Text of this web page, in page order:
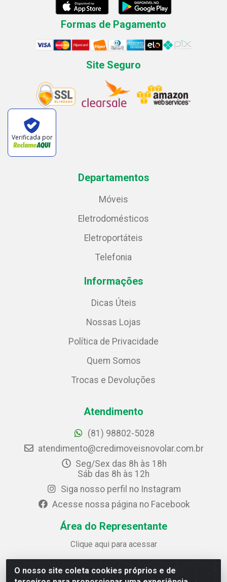
O nosso site coleta cookies próprios e de
Formas de Pagamento
Site Seguro
Verificada por
Departamentos
Móveis
Eletrodomésticos
Eletroportáteis
Telefonia
Informações
Dicas Úteis
Nossas Lojas
Política de Privacidade
Quem Somos
Trocas e Devoluções
Atendimento
(81) 98802-5028
atendimento@credimoveisnovolar.com.br
Seg/Sex das 8h às 18h
Sáb das 8h às 12h
Siga nosso perfil no Instagram
Acesse nossa página no Facebook
Área do Representante
Clique aqui para acessar
Credimóveis Novolar Ltda